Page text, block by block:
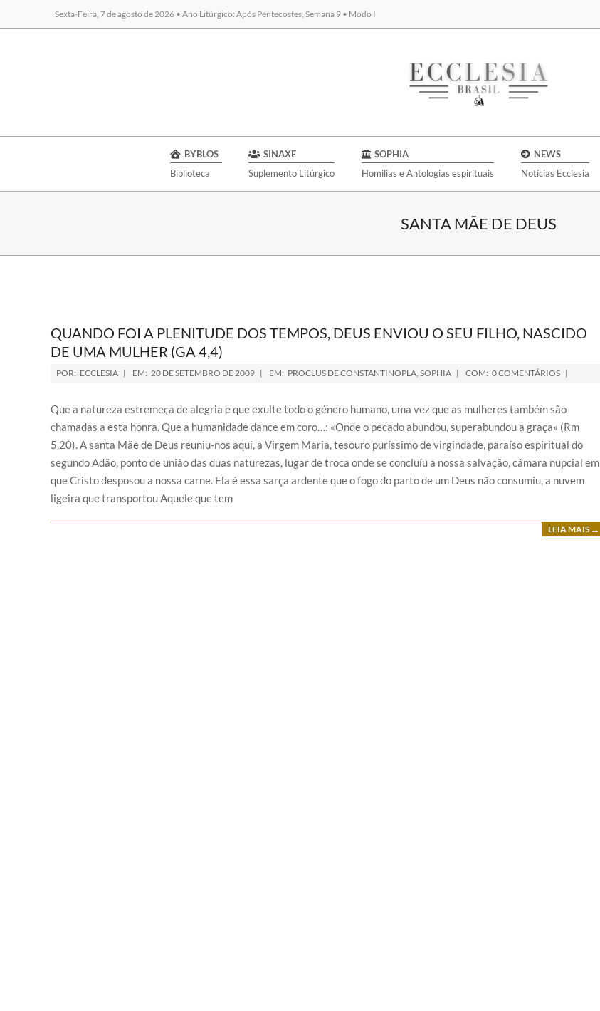
Sexta-Feira, 7 de agosto de 2026 • Ano Litúrgico: Após Pentecostes, Semana 9 • Modo I
BYBLOS
BYBLOS
Biblioteca
SINAXE
Suplemento Litúrgico
SOPHIA
Homilias e Antologias espirituais
NEWS
Notícias Ecclesia
SANTA MÃE DE DEUS
QUANDO FOI A PLENITUDE DOS TEMPOS, DEUS ENVIOU O SEU FILHO, NASCIDO
DE UMA MULHER (GA 4,4)
POR: ECCLESIA EM: 20 DE SETEMBRO DE 2009 EM: PROCLUS DE CONSTANTINOPLA, SOPHIA COM: 0 COMENTÁRIOS
Que a natureza estremeça de alegria e que exulte todo o género humano, uma vez que as mulheres também são
chamadas a esta honra. Que a humanidade dance em coro…: «Onde o pecado abundou, superabundou a graça» (Rm
5,20). A santa Mãe de Deus reuniu-nos aqui, a Virgem Maria, tesouro puríssimo de virgindade, paraíso espiritual do
segundo Adão, ponto de união das duas naturezas, lugar de troca onde se concluíu a nossa salvação, câmara nupcial em
que Cristo desposou a nossa carne. Ela é essa sarça ardente que o fogo do parto de um Deus não consumiu, a nuvem
ligeira que transportou Aquele que tem
LEIA MAIS →